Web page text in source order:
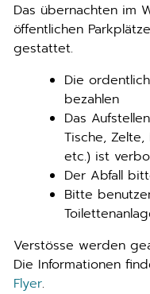
Das übernachten im
öffentlichen
gestattet.
Die
bezahlen
Das
Tische,
etc.) ist
Der Abfall
Bitte
Verstösse werden
Die Informationen
Flyer.